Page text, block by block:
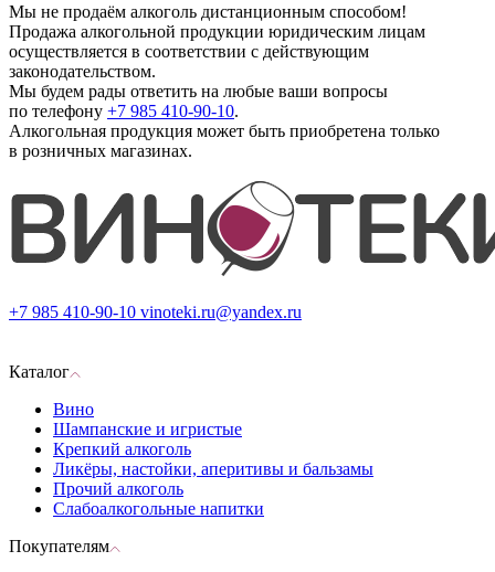
Мы не продаём алкоголь дистанционным способом!
Продажа алкогольной продукции юридическим лицам
осуществляется в соответствии с действующим
законодательством.
Мы будем рады ответить на любые ваши вопросы
по телефону +7 985 410-90-10.
Алкогольная продукция может быть приобретена только
в розничных магазинах.
+7 985 410-90-10 vinoteki.ru@yandex.ru
Каталог
Вино
Шампанские и игристые
Крепкий алкоголь
Ликёры, настойки, аперитивы и бальзамы
Прочий алкоголь
Слабоалкогольные напитки
Покупателям